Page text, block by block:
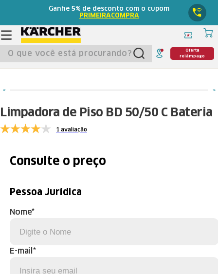
Ganhe 5% de desconto com o cupom
PRIMEIRACOMPRA
O que você está procurando?
Oferta
relâmpago
Limpadora de Piso BD 50/50 C Bateria
1 avaliação
Consulte o preço
Pessoa Jurídica
Nome*
E-mail*